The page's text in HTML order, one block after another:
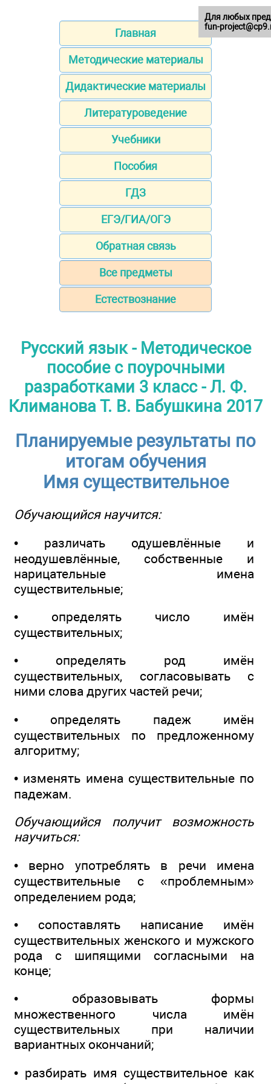
Главная
Методические материалы
Дидактические материалы
Литературоведение
Учебники
Пособия
ГДЗ
ЕГЭ/ГИА/ОГЭ
Обратная связь
Все предметы
Естествознание
Русский язык - Методическое
пособие с поурочными
разработками 3 класс - Л. Ф.
Климанова Т. В. Бабушкина 2017
Планируемые результаты по
итогам обучения
Имя существительное
Обучающийся научится:
• различать одушевлённые и
неодушевлённые, собственные и
нарицательные имена
существительные;
• определять число имён
существительных;
• определять род имён
существительных, согласовывать с
ними слова других частей речи;
• определять падеж имён
существительных по предложенному
алгоритму;
• изменять имена существительные по
падежам.
Обучающийся получит возможность
научиться:
• верно употреблять в речи имена
существительные с «проблемным»
определением рода;
• сопоставлять написание имён
существительных женского и мужского
рода с шипящими согласными на
конце;
• образовывать формы
множественного числа имён
существительных при наличии
вариантных окончаний;
• разбирать имя существительное как
Для любых
fun-